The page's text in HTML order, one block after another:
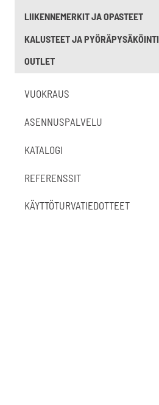
LIIKENNEMERKIT JA OPASTEET
KALUSTEET JA PYÖRÄPYSÄKÖINTI
OUTLET
VUOKRAUS
ASENNUSPALVELU
KATALOGI
REFERENSSIT
KÄYTTÖTURVATIEDOTTEET